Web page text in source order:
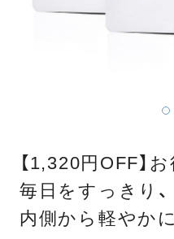
【1,320円OFF】
毎日をすっきり、
内側から軽やかに